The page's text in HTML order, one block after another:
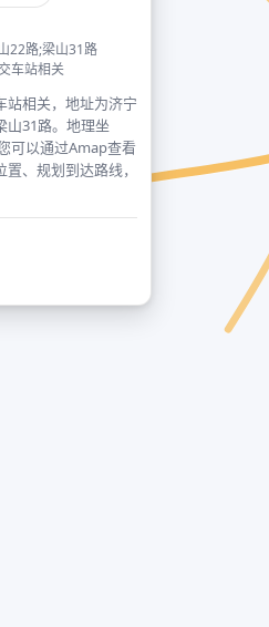
22路;梁山31路
车站相关
站相关，地址为济宁
山31路。地理坐
可以通过Amap查看
、规划到达路线，